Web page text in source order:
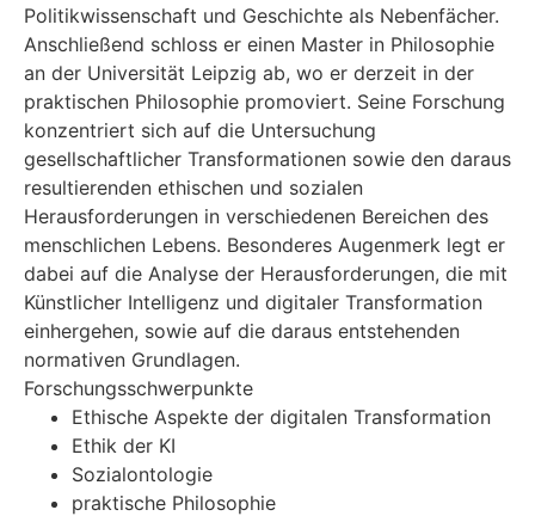
Politikwissenschaft und Geschichte als Nebenfächer.
Anschließend schloss er einen Master in Philosophie
an der Universität Leipzig ab, wo er derzeit in der
praktischen Philosophie promoviert. Seine Forschung
konzentriert sich auf die Untersuchung
gesellschaftlicher Transformationen sowie den daraus
resultierenden ethischen und sozialen
Herausforderungen in verschiedenen Bereichen des
menschlichen Lebens. Besonderes Augenmerk legt er
dabei auf die Analyse der Herausforderungen, die mit
Künstlicher Intelligenz und digitaler Transformation
einhergehen, sowie auf die daraus entstehenden
normativen Grundlagen.
Forschungsschwerpunkte
Ethische Aspekte der digitalen Transformation
Ethik der KI
Sozialontologie
praktische Philosophie